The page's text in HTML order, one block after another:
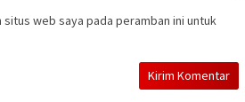
situs web saya pada peramban ini untuk